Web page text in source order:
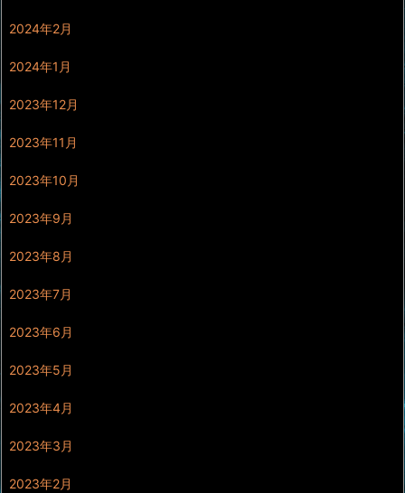
2024年2月
2024年1月
2023年12月
2023年11月
2023年10月
2023年9月
2023年8月
2023年7月
2023年6月
2023年5月
2023年4月
2023年3月
2023年2月